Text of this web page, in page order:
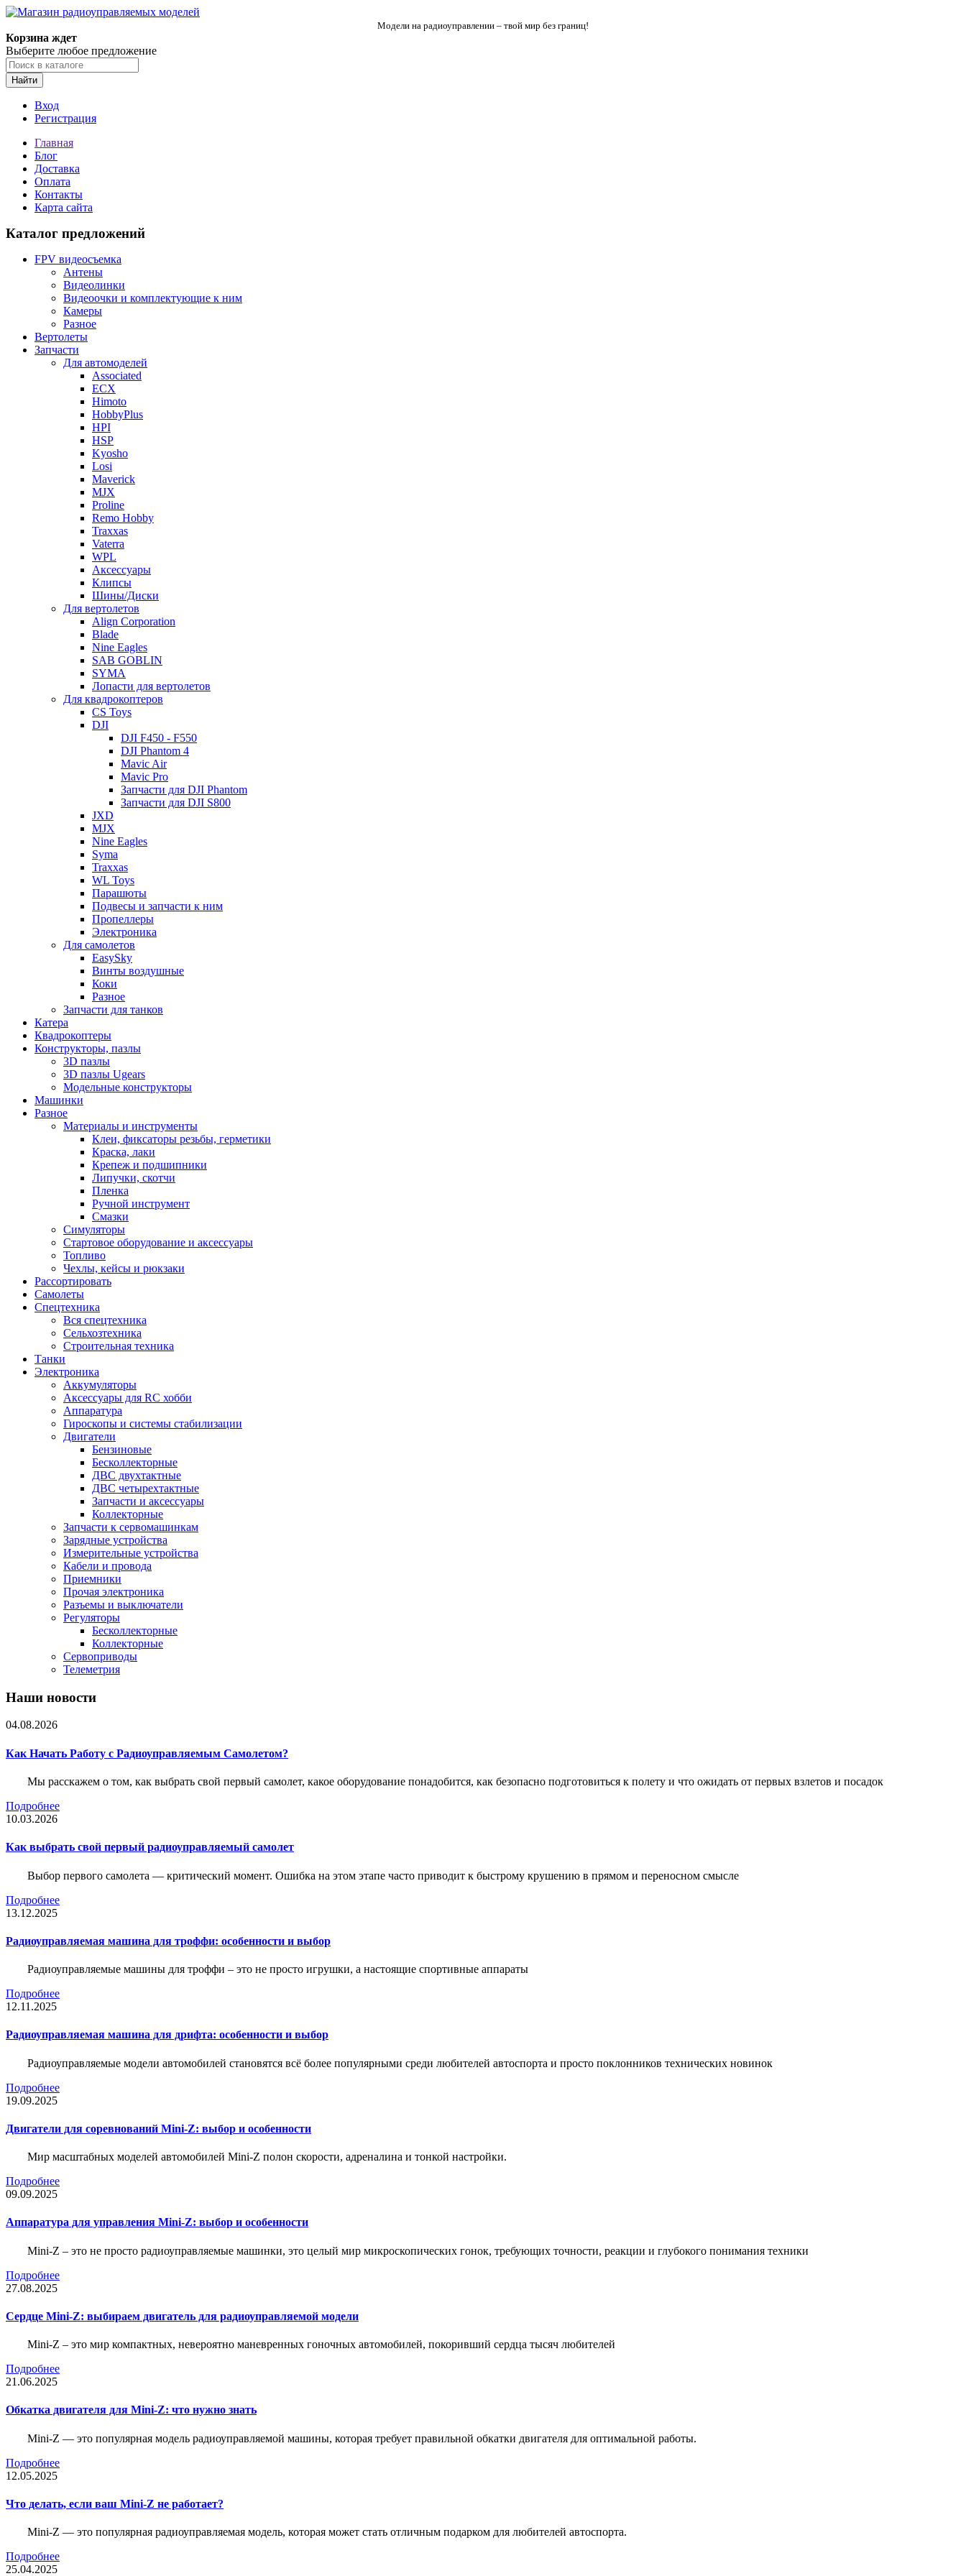
Модели на радиоуправлении – твой мир без границ!
Корзина ждет
Выберите любое предложение
Найти
Вход
Регистрация
Главная
Блог
Доставка
Оплата
Контакты
Карта сайта
Каталог предложений
FPV видеосъемка
Антены
Видеолинки
Видеоочки и комплектующие к ним
Камеры
Разное
Вертолеты
Запчасти
Для автомоделей
Associated
ECX
Himoto
HobbyPlus
HPI
HSP
Kyosho
Losi
Maverick
MJX
Proline
Remo Hobby
Traxxas
Vaterra
WPL
Аксессуары
Клипсы
Шины/Диски
Для вертолетов
Align Corporation
Blade
Nine Eagles
SAB GOBLIN
SYMA
Лопасти для вертолетов
Для квадрокоптеров
CS Toys
DJI
DJI F450 - F550
DJI Phantom 4
Mavic Air
Mavic Pro
Запчасти для DJI Phantom
Запчасти для DJI S800
JXD
MJX
Nine Eagles
Syma
Traxxas
WL Toys
Парашюты
Подвесы и запчасти к ним
Пропеллеры
Электроника
Для самолетов
EasySky
Винты воздушные
Коки
Разное
Запчасти для танков
Катера
Квадрокоптеры
Конструкторы, пазлы
3D пазлы
3D пазлы Ugears
Модельные конструкторы
Машинки
Разное
Материалы и инструменты
Клеи, фиксаторы резьбы, герметики
Краска, лаки
Крепеж и подшипники
Липучки, скотчи
Пленка
Ручной инструмент
Смазки
Симуляторы
Стартовое оборудование и аксессуары
Топливо
Чехлы, кейсы и рюкзаки
Рассортировать
Самолеты
Спецтехника
Вся спецтехника
Сельхозтехника
Строительная техника
Танки
Электроника
Аккумуляторы
Аксессуары для RC хобби
Аппаратура
Гироскопы и системы стабилизации
Двигатели
Бензиновые
Бесколлекторные
ДВС двухтактные
ДВС четырехтактные
Запчасти и аксессуары
Коллекторные
Запчасти к сервомашинкам
Зарядные устройства
Измерительные устройства
Кабели и провода
Приемники
Прочая электроника
Разъемы и выключатели
Регуляторы
Бесколлекторные
Коллекторные
Сервоприводы
Телеметрия
Наши новости
04.08.2026
Как Начать Работу с Радиоуправляемым Самолетом?
Мы расскажем о том, как выбрать свой первый самолет, какое оборудование понадобится, как безопасно подготовиться к полету и что ожидать от первых взлетов и посадок
Подробнее
10.03.2026
Как выбрать свой первый радиоуправляемый самолет
Выбор первого самолета — критический момент. Ошибка на этом этапе часто приводит к быстрому крушению в прямом и переносном смысле
Подробнее
13.12.2025
Радиоуправляемая машина для троффи: особенности и выбор
Радиоуправляемые машины для троффи – это не просто игрушки, а настоящие спортивные аппараты
Подробнее
12.11.2025
Радиоуправляемая машина для дрифта: особенности и выбор
Радиоуправляемые модели автомобилей становятся всё более популярными среди любителей автоспорта и просто поклонников технических новинок
Подробнее
19.09.2025
Двигатели для соревнований Mini-Z: выбор и особенности
Мир масштабных моделей автомобилей Mini-Z полон скорости, адреналина и тонкой настройки.
Подробнее
09.09.2025
Аппаратура для управления Mini-Z: выбор и особенности
Mini-Z – это не просто радиоуправляемые машинки, это целый мир микроскопических гонок, требующих точности, реакции и глубокого понимания техники
Подробнее
27.08.2025
Сердце Mini-Z: выбираем двигатель для радиоуправляемой модели
Mini-Z – это мир компактных, невероятно маневренных гоночных автомобилей, покоривший сердца тысяч любителей
Подробнее
21.06.2025
Обкатка двигателя для Mini-Z: что нужно знать
Mini-Z — это популярная модель радиоуправляемой машины, которая требует правильной обкатки двигателя для оптимальной работы.
Подробнее
12.05.2025
Что делать, если ваш Mini-Z не работает?
Mini-Z — это популярная радиоуправляемая модель, которая может стать отличным подарком для любителей автоспорта.
Подробнее
25.04.2025